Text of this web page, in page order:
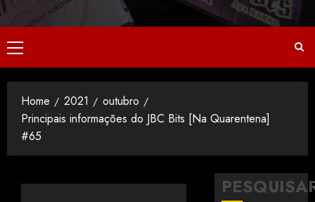
Home 2021
outubro
Principais informações do JBC Bits [Na Quarentena]
#65